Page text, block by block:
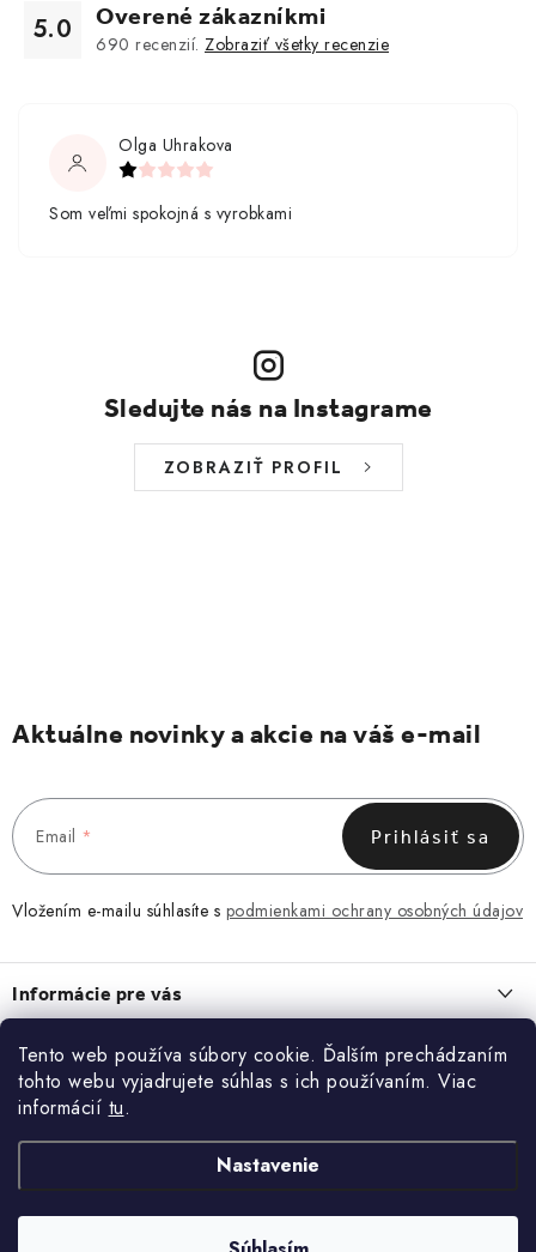
Tento web používa súbory cookie. Ďalším prechádzaním
tohto webu vyjadrujete súhlas s ich používaním. Viac
informácií tu.
Nastavenie
5.0 Overené zákazníkmi
690 recenzií. Zobraziť všetky recenzie
Olga Uhrakova
Som veľmi spokojná s vyrobkami
Sledujte nás na Instagrame
ZOBRAZIŤ PROFIL
Aktuálne novinky a akcie na váš e-mail
Email
Vložením e-mailu súhlasíte s podmienkami ochrany osobných údajov
Prihlásiť sa
á
pInformácie pre vás
Zásady spracovania a ochrany osobných údajov
Doprava a platba
O NÁS
O nás
Kontakt
Blog
Blog
ĽADVINKA, KTORÁ ZAPADNE DO KAŽDÉHO DŇA
13.7.2026
MACRAMÉ. KEĎ CHCETE NIEČO, ČO NEBUDE MAŤ NIKTO INÝ
+420 773 743 402